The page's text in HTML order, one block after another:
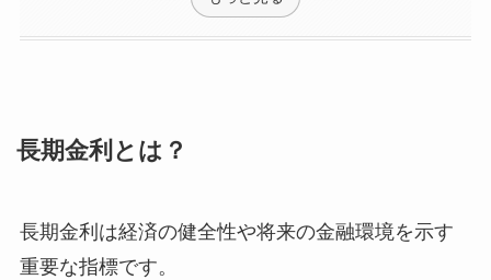
長期金利とは？
長期金利は経済の健全性や将来の金融環境を示す
重要な指標です。